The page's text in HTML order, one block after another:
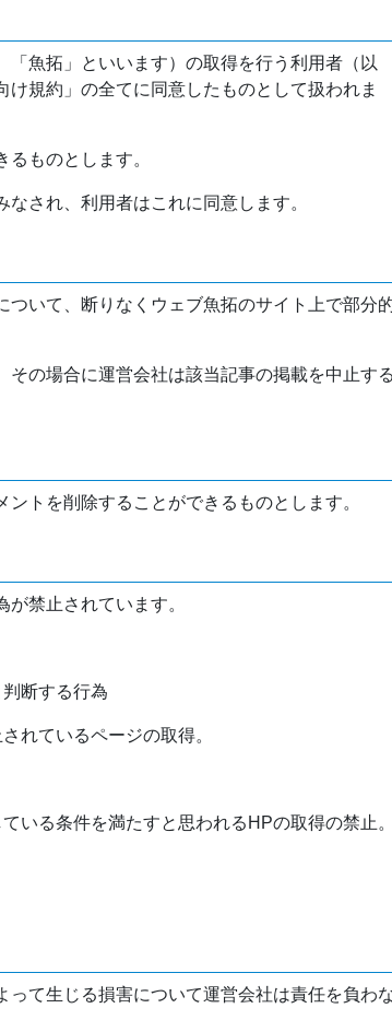
「魚拓」といいます）の取得を行う利用者（以
規約」の全てに同意したものとして扱われま
ものとします。
され、利用者はこれに同意します。
いて、断りなくウェブ魚拓のサイト上で部分
の場合に運営会社は該当記事の掲載を中止する
トを削除することができるものとします。
禁止されています。
断する行為
れているページの取得。
いる条件を満たすと思われるHPの取得の禁止。
って生じる損害について運営会社は責任を負わ